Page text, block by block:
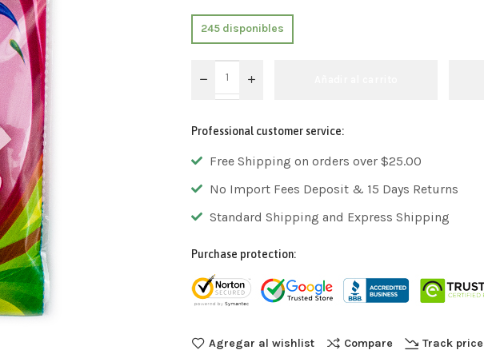
245 disponibles
Professional customer service:
Free Shipping on orders over $25.00
No Import Fees Deposit & 15 Days Returns
Standard Shipping and Express Shipping
Purchase protection:
Agregar al wishlist Compare Track price